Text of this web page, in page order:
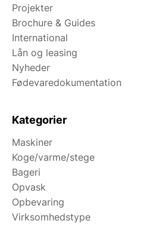
Projekter
Brochure & Guides
International
Lån og leasing
Nyheder
Fødevaredokumentation
Kategorier
Maskiner
Koge/varme/stege
Bageri
Opvask
Opbevaring
Virksomhedstype